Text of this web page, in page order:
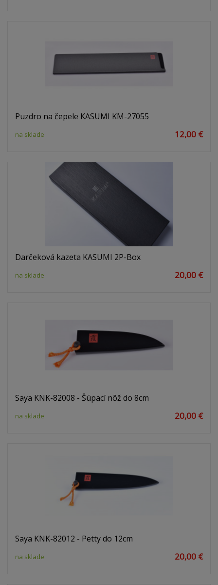
Puzdro na čepele KASUMI KM-27055
na sklade 12,00 €
Darčeková kazeta KASUMI 2P-Box
na sklade 20,00 €
Saya KNK-82008 - Šúpací nôž do 8cm
na sklade 20,00 €
Saya KNK-82012 - Petty do 12cm
na sklade 20,00 €